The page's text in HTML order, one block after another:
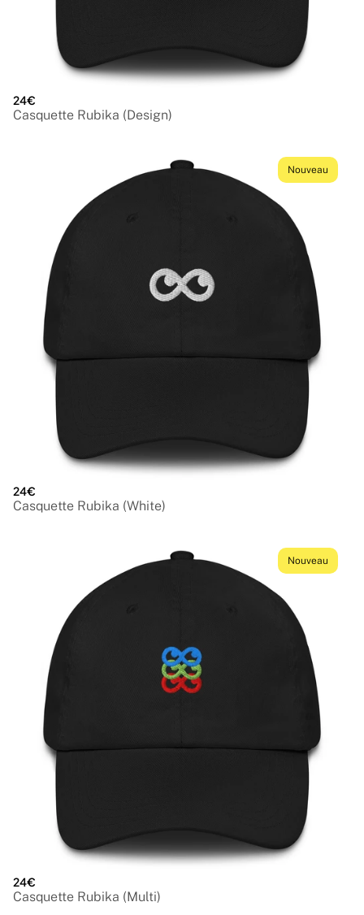
24€
Casquette Rubika (Design)
Nouveau
24€
Casquette Rubika (White)
Nouveau
24€
Casquette Rubika (Multi)